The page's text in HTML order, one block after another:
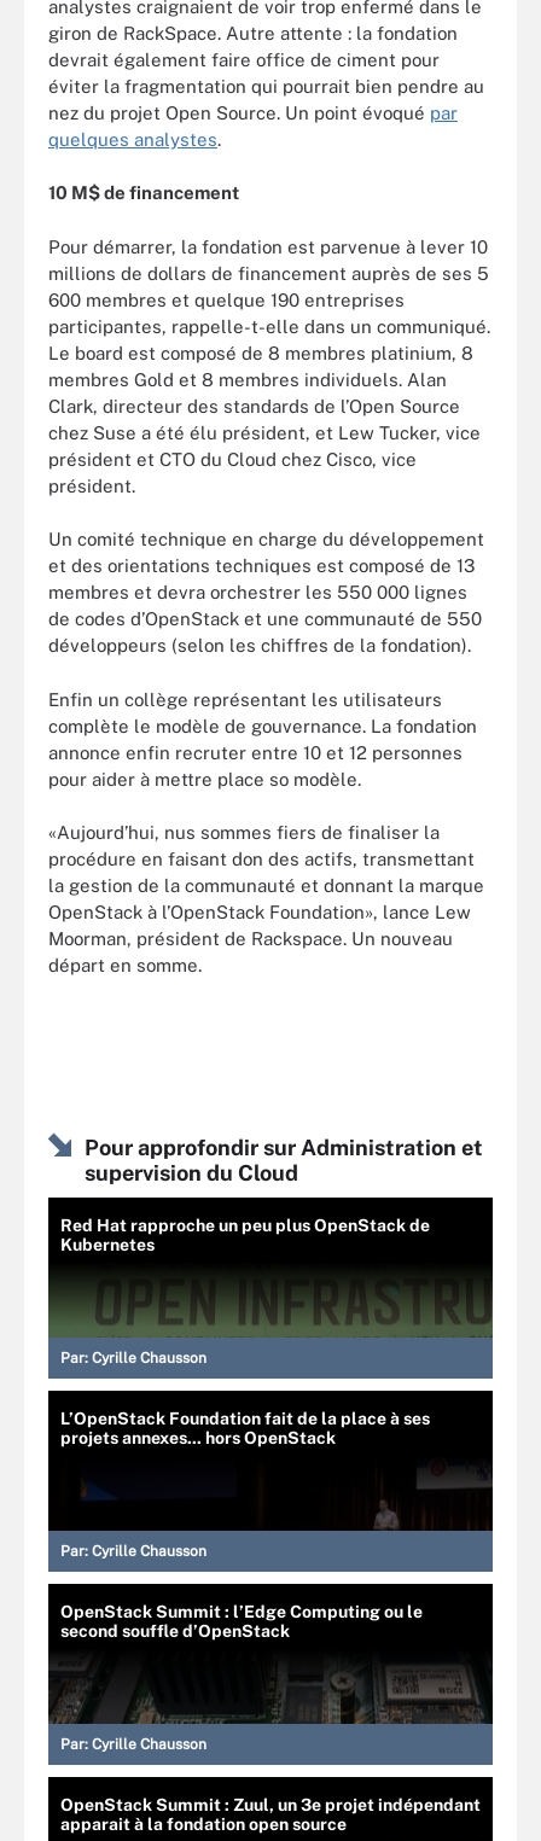
analystes craignaient de voir trop enfermé dans le
giron de RackSpace. Autre attente : la fondation
devrait également faire office de ciment pour
éviter la fragmentation qui pourrait bien pendre au
nez du projet Open Source. Un point évoqué par
quelques analystes.
10 M$ de financement
Pour démarrer, la fondation est parvenue à lever 10
millions de dollars de financement auprès de ses 5
600 membres et quelque 190 entreprises
participantes, rappelle-t-elle dans un communiqué.
Le board est composé de 8 membres platinium, 8
membres Gold et 8 membres individuels. Alan
Clark, directeur des standards de l’Open Source
chez Suse a été élu président, et Lew Tucker, vice
président et CTO du Cloud chez Cisco, vice
président.
Un comité technique en charge du développement
et des orientations techniques est composé de 13
membres et devra orchestrer les 550 000 lignes
de codes d’OpenStack et une communauté de 550
développeurs (selon les chiffres de la fondation).
Enfin un collège représentant les utilisateurs
complète le modèle de gouvernance. La fondation
annonce enfin recruter entre 10 et 12 personnes
pour aider à mettre place so modèle.
«Aujourd’hui, nus sommes fiers de finaliser la
procédure en faisant don des actifs, transmettant
la gestion de la communauté et donnant la marque
OpenStack à l’OpenStack Foundation», lance Lew
Moorman, président de Rackspace. Un nouveau
départ en somme.
Pour approfondir sur Administration et
supervision du Cloud
Red Hat rapproche un peu plus OpenStack de
Kubernetes
Par: Cyrille Chausson
L’OpenStack Foundation fait de la place à ses
projets annexes... hors OpenStack
Par: Cyrille Chausson
OpenStack Summit : l’Edge Computing ou le
second souffle d’OpenStack
Par: Cyrille Chausson
OpenStack Summit : Zuul, un 3e projet indépendant
apparait à la fondation open source